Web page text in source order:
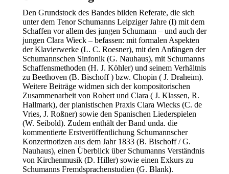
978-
3-
8956-
4002-
5
/
978-
3-
89-
564002-
5
Menge
Den Grundstock des Bandes bilden Referate, die sich
unter dem Tenor Schumanns Leipziger Jahre (I) mit dem
Schaffen vor allem des jungen Schumann – und auch der
jungen Clara Wieck – befassen: mit formalen Aspekten
der Klavierwerke (L. C. Roesner), mit den Anfängen der
Schumannschen Sinfonik (G. Nauhaus), mit Schumanns
Schaffensmethoden (H. J. Köhler) und seinem Verhältnis
zu Beethoven (B. Bischoff ) bzw. Chopin ( J. Draheim).
Weitere Beiträge widmen sich der kompositorischen
Zusammenarbeit von Robert und Clara ( J. Klassen, R.
Hallmark), der pianistischen Praxis Clara Wiecks (C. de
Vries, J. Roßner) sowie den Spanischen Liederspielen
(W. Seibold). Zudem enthält der Band unda. die
kommentierte Erstveröffentlichung Schumannscher
Konzertnotizen aus dem Jahr 1833 (B. Bischoff / G.
Nauhaus), einen Überblick über Schumanns Verständnis
von Kirchenmusik (D. Hiller) sowie einen Exkurs zu
Schumanns Fremdsprachenstudien (G. Blank).